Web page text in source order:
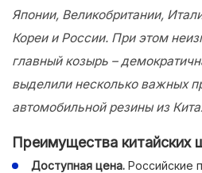
Японии, Великобритании,
Кореи и России. При этом
главный козырь –
выделили несколько важных
автомобильной резины из
Преимущества китайских
Доступная цена. Российские